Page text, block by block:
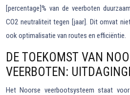
[percentage]% van de veerboten
CO2 neutraliteit tegen [jaar]. Dit omvat
ook optimalisatie van routes en efficiëntie.
DE TOEKOMST VAN
VEERBOTEN:
Het Noorse veerbootsysteem staat